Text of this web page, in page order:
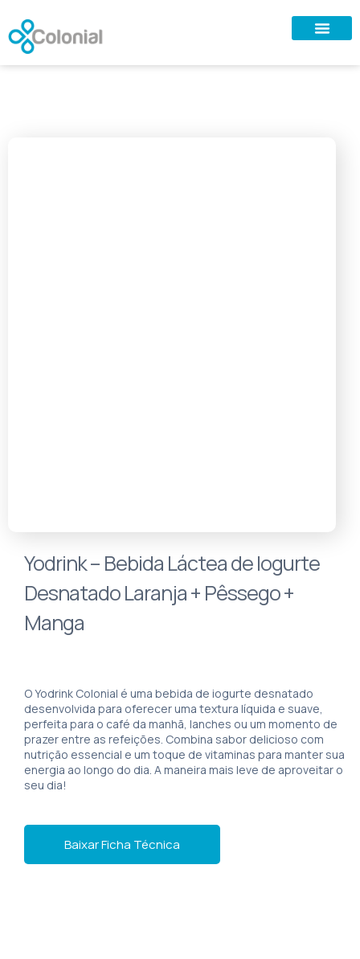
Yodrink – Bebida Láctea de Iogurte
Desnatado Laranja + Pêssego +
Manga
O Yodrink Colonial é uma bebida de iogurte desnatado
desenvolvida para oferecer uma textura líquida e suave,
perfeita para o café da manhã, lanches ou um momento de
prazer entre as refeições. Combina sabor delicioso com
nutrição essencial e um toque de vitaminas para manter sua
energia ao longo do dia. A maneira mais leve de aproveitar o
seu dia!
Baixar Ficha Técnica